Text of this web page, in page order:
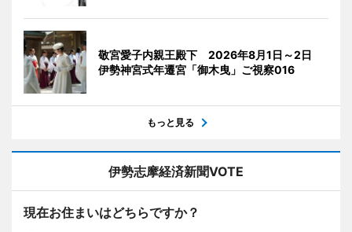
敬宮愛子内親王殿下 2026年8月1日～2日
伊勢神宮式年遷宮「御木曳」ご視察016
もっと見る
伊勢志摩経済新聞VOTE
現在お住まいはどちらですか？